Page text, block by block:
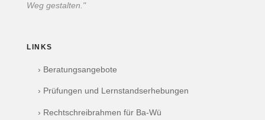
Weg gestalten."
LINKS
› Beratungsangebote
› Prüfungen und Lernstandserhebungen
› Rechtschreibrahmen für Ba-Wü